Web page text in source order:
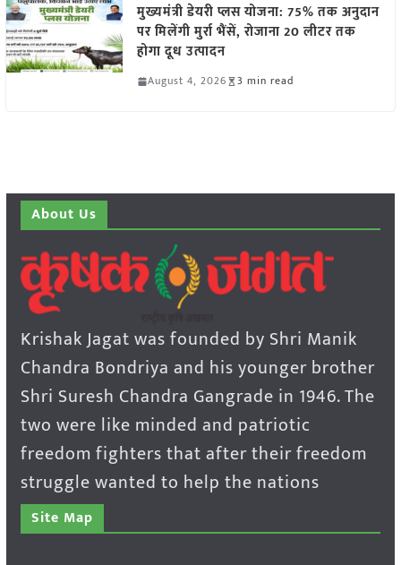
मुख्यमंत्री डेयरी प्लस योजना: 75% तक अनुदान
पर मिलेंगी मुर्रा भैंसें, रोजाना 20 लीटर तक
होगा दूध उत्पादन
August 4, 2026 3 min read
About Us
Krishak Jagat was founded by Shri Manik
Chandra Bondriya and his younger brother
Shri Suresh Chandra Gangrade in 1946. The
two were like minded and patriotic
freedom fighters that after their freedom
struggle wanted to help the nations
Site Map